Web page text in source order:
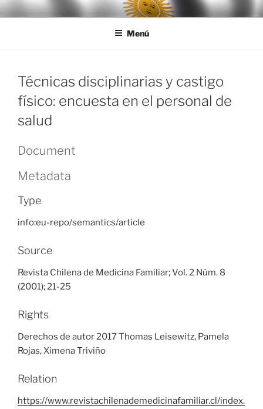
Ir
al
LEGISALUD
Menú
Técnicas disciplinarias y castigo
físico: encuesta en el personal de
salud
Document
Metadata
Type
info:eu-repo/semantics/article
Source
Revista Chilena de Medicina Familiar; Vol. 2 Núm. 8
(2001); 21-25
Rights
Derechos de autor 2017 Thomas Leisewitz, Pamela
Rojas, Ximena Triviño
Relation
https://www.revistachilenademedicinafamiliar.cl/index.